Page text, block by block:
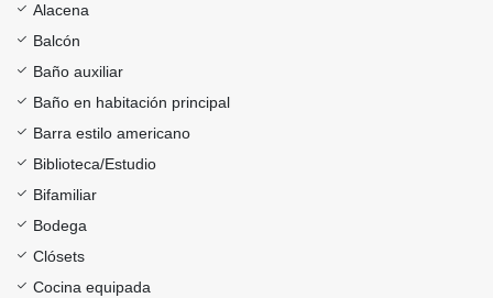
Alacena
Balcón
Baño auxiliar
Baño en habitación principal
Barra estilo americano
Biblioteca/Estudio
Bifamiliar
Bodega
Clósets
Cocina equipada